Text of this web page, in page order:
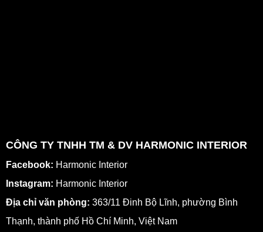
CÔNG TY TNHH TM & DV HARMONIC INTERIOR
Facebook: Harmonic Interior
Instagram: Harmonic Interior
Địa chỉ văn phòng: 363/11 Đinh Bộ Lĩnh, phường Bình
Thạnh, thành phố Hồ Chí Minh, Việt Nam